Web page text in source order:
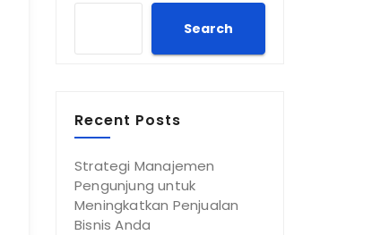
Search
Recent Posts
Strategi Manajemen
Pengunjung untuk
Meningkatkan Penjualan
Bisnis Anda